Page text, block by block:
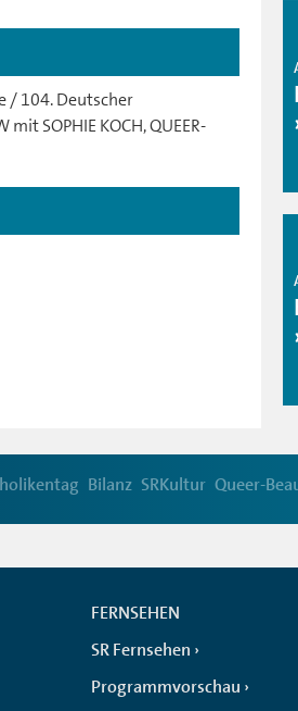
/ 104. Deutscher
SOPHIE KOCH, QUEER-
Bilanz SRKultur Queer-
FERNSEHEN
SR Fernsehen
Programmvorschau